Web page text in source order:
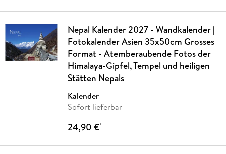
Nepal Kalender 2027 - Wandkalender |
Fotokalender Asien 35x50cm Grosses
Format - Atemberaubende Fotos der
Himalaya-Gipfel, Tempel und heiligen
Stätten Nepals
Kalender
Sofort lieferbar
24,90 €*